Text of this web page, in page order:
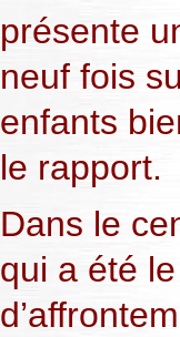
présente
neuf fois
enfants
le rapport.
Dans le
qui a été